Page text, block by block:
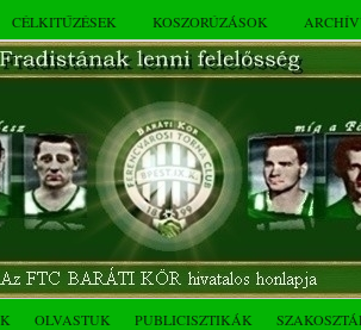
CÉLKITŰZÉSEK KOSZORÚZÁSOK
OLVASTUK PUBLICISZTIKÁK